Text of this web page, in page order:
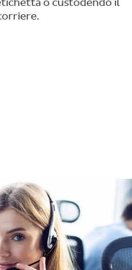
o custodendo il